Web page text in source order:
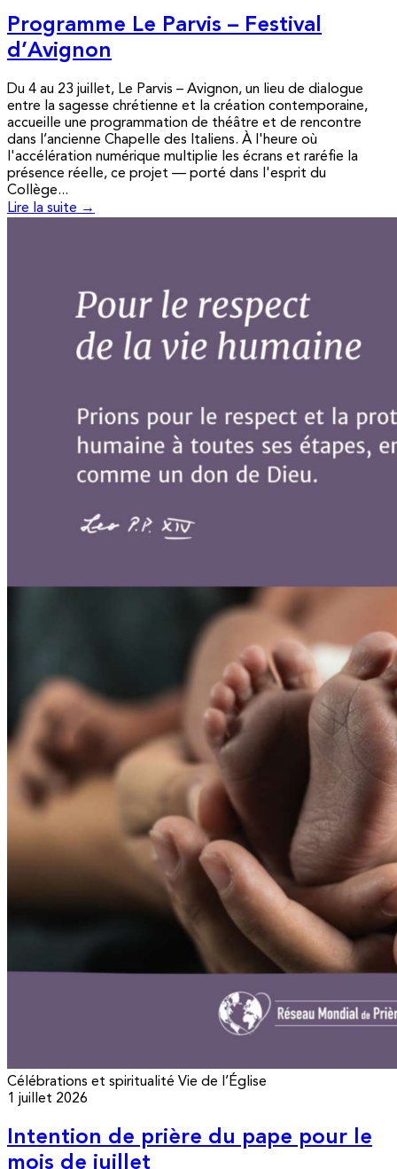
Programme Le Parvis – Festival
d’Avignon
Du 4 au 23 juillet, Le Parvis – Avignon, un lieu de dialogue
entre la sagesse chrétienne et la création contemporaine,
accueille une programmation de théâtre et de rencontre
dans l’ancienne Chapelle des Italiens. À l'heure où
l'accélération numérique multiplie les écrans et raréfie la
présence réelle, ce projet — porté dans l'esprit du
Collège...
Lire la suite →
Célébrations et spiritualité Vie de l’Église
1 juillet 2026
Intention de prière du pape pour le
mois de juillet